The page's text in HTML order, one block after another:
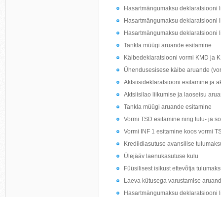
Hasartmängumaksu deklaratsiooni
Hasartmängumaksu deklaratsiooni
Hasartmängumaksu deklaratsiooni
Tankla müügi aruande esitamine
Käibedeklaratsiooni vormi KMD ja
Ühendusesisese käibe aruande
Aktsiisideklaratsiooni esitamine ja
Aktsiisilao liikumise ja laoseisu
Tankla müügi aruande esitamine
Vormi TSD esitamine ning tulu- ja
Vormi INF 1 esitamine koos vormi
Krediidiasutuse avansilise
Ülejääv laenukasutuse kulu
Füüsilisest isikust ettevõtja
Laeva kütusega varustamise
Hasartmängumaksu deklaratsiooni